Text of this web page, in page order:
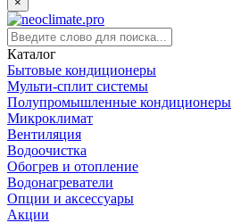
Каталог
Бытовые кондиционеры
Мульти-сплит системы
Полупромышленные кондиционеры
Микроклимат
Вентиляция
Водоочистка
Обогрев и отопление
Водонагреватели
Опции и аксессуары
Акции